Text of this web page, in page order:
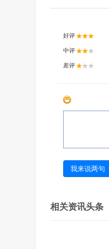
相关资讯头条